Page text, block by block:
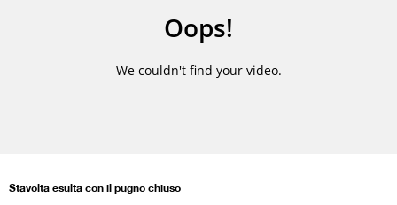
Stavolta esulta con il pugno chiuso